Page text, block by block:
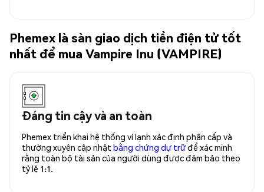
Phemex là sàn giao dịch tiền điện tử tốt
nhất để mua Vampire Inu (VAMPIRE)
Đáng tin cậy và an toàn
Phemex triển khai hệ thống ví lạnh xác định phân cấp và
thường xuyên cập nhật bằng chứng dự trữđể xác minh
rằng toàn bộ tài sản của người dùng được đảm bảo theo
tỷ lệ 1:1.